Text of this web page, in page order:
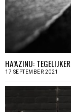
HA’AZINU:
17 SEPTEMBER 2021